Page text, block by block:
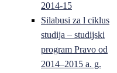
2014-15
Silabusi za l ciklus
studija – studijski
program Pravo od
2014–2015 a. g.